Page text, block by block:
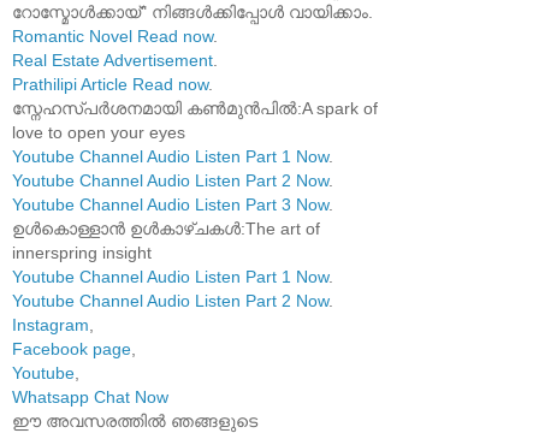
റോസ്മോൾക്കായ്" നിങ്ങൾക്കിപ്പോൾ വായിക്കാം.
Romantic Novel Read now.
Real Estate Advertisement
Prathilipi Article Read now.
സ്നേഹസ്പർശനമായി കൺമുൻപിൽ:A spark of
love to open your eyes
Youtube Channel Audio Listen Part 1 Now.
Youtube Channel Audio Listen Part 2 Now.
Youtube Channel Audio Listen Part 3 Now.
ഉൾകൊള്ളാൻ ഉൾകാഴ്ചകൾ:The art of
innerspring insight
Youtube Channel Audio Listen Part 1 Now.
Youtube Channel Audio Listen Part 2 Now.
Instagram
Facebook page
Youtube
Whatsapp Chat Now
ഈ അവസരത്തിൽ ഞങ്ങളുടെ